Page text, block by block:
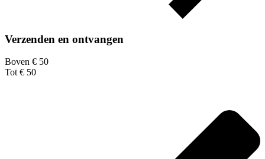
Verzenden en ontvangen
Boven € 50
Tot € 50